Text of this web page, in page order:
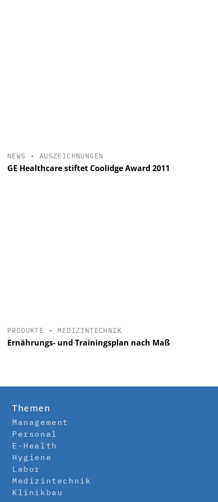
NEWS • AUSZEICHNUNGEN
GE Healthcare stiftet Coolidge Award 2011
PRODUKTE • MEDIZINTECHNIK
Ernährungs- und Trainingsplan nach Maß
Themen
Management
Personal
E-Health
Hygiene
Labor
Medizintechnik
Klinikbau